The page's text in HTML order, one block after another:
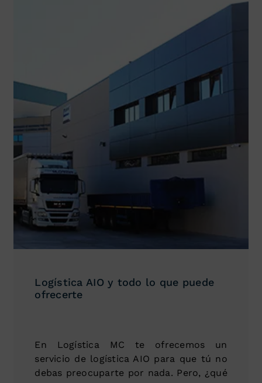
Logística AIO y todo lo que puede
ofrecerte
En Logística MC te ofrecemos un
servicio de logística AIO para que tú no
debas preocuparte por nada. Pero, ¿qué